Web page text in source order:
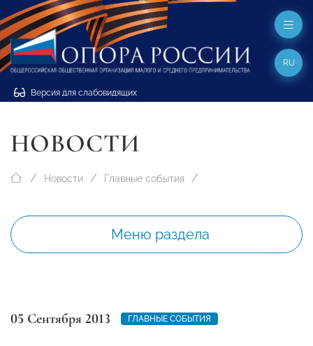
Версия для слабовидящих
RU
НОВОСТИ
Новости Главные события
Меню раздела
05 Сентября 2013 ГЛАВНЫЕ СОБЫТИЯ